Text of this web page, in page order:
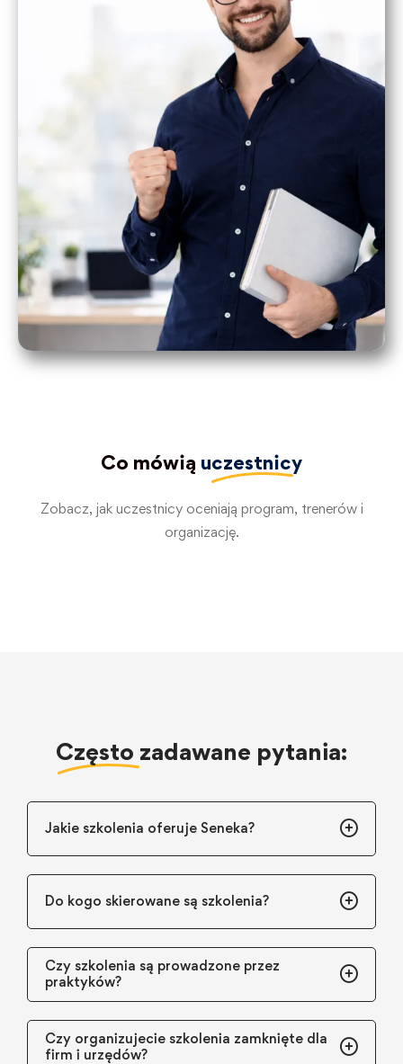
Co mówią uczestnicy
Zobacz, jak uczestnicy oceniają program, trenerów i
organizację.
Często zadawane pytania:
Jakie szkolenia oferuje Seneka?
Do kogo skierowane są szkolenia?
Czy szkolenia są prowadzone przez
praktyków?
Czy organizujecie szkolenia zamknięte dla
firm i urzędów?